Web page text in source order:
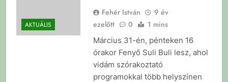
AKTUÁLIS
Fehér István
9 év
ezelőtt
0 1 mins
Március 31-én, pénteken 16
órakor Fenyő Suli Buli lesz, ahol
vidám szórakoztató
programokkal több helyszínen